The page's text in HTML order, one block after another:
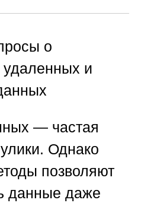
о
удаленных и
— частая
Однако
позволяют
данные даже